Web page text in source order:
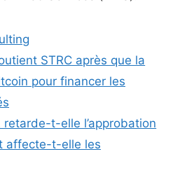
STRC après que la
pour financer les
retarde-t-elle l’approbation
affecte-t-elle les